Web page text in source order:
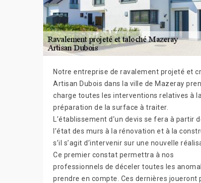
Notre entreprise de ravalement projeté et
Artisan Dubois dans la ville de Mazeray
charge toutes les interventions relatives à la
préparation de la surface à traiter.
L’établissement d’un devis se fera à partir
l’état des murs à la rénovation et à la
s’il s’agit d’intervenir sur une nouvelle
Ce premier constat permettra à nos
professionnels de déceler toutes les
prendre en compte. Ces dernières joueront